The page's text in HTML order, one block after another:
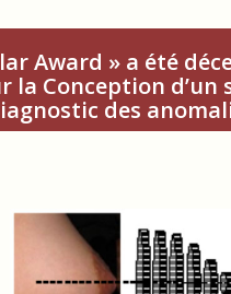
Award » a été
la Conception
des